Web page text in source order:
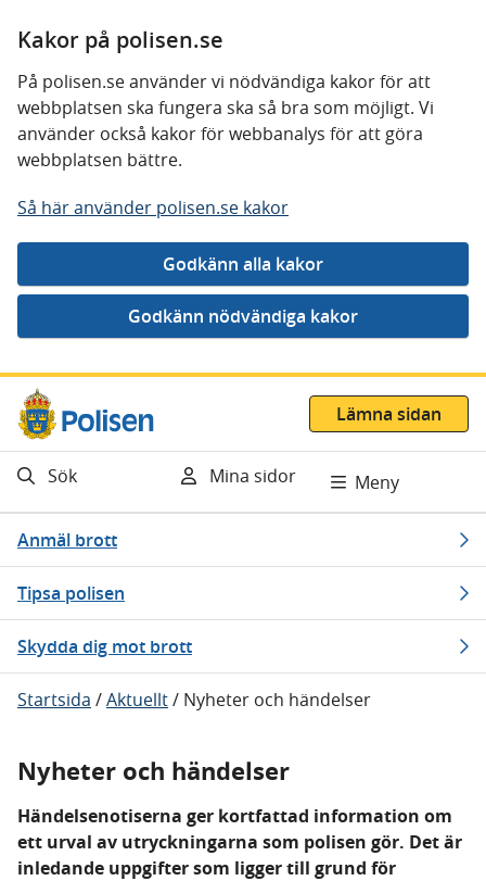
Kakor på polisen.se
På polisen.se använder vi nödvändiga kakor för att
webbplatsen ska fungera ska så bra som möjligt. Vi
använder också kakor för webbanalys för att göra
webbplatsen bättre.
Så här använder polisen.se kakor
Gå direkt till innehåll
Lämna sidan
Sök Mina sidor Meny
Anmäl brott
Tipsa polisen
Skydda dig mot brott
Startsida /Aktuellt/ Nyheter och händelser
Nyheter och händelser
Händelsenotiserna ger kortfattad information om
ett urval av utryckningarna som polisen gör. Det är
inledande uppgifter som ligger till grund för